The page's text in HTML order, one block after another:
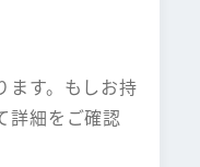
ます。もしお持
詳細をご確認